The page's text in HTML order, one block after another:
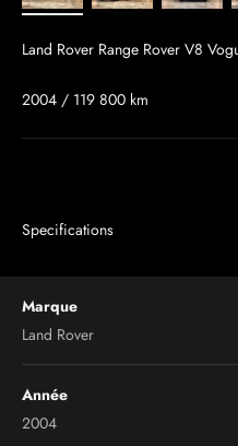
Land Rover Range Rover V8
2004 / 119 800 km
Specifications
Marque
Land Rover
Année
2004